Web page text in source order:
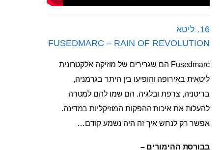
16. ליטא
FUSEDMARC – RAIN OF REVOLUTION
Fusedmarc הם שגרירים של מוזיקה אלקטרונית
ליטאית באירופה והופיעו בין היתר בגרמניה,
בריטניה, צרפת ובלגיה. הם שמו להם למטרה
להעלות את איכות ההפקות המוזיקליות במדינה.
אפשר רק לנחש איך זה היה נשמע קודם…
בבורסת ההימורים –